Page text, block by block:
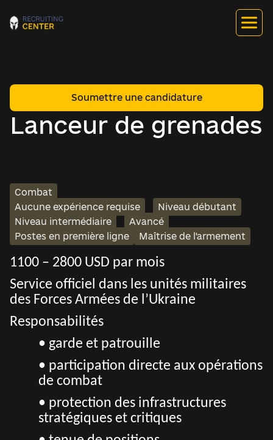
Lanceur de grenades
Soumettre une candidature
Combat
Aucune expérience requise
Niveau débutant
Niveau intermédiaire
Avancé
Postes en première ligne
Maîtrise de l'armement
1100 – 2800 USD par mois
Service officiel dans les unités militaires
des Forces Armées de l’Ukraine
Responsabilités
• garde et patrouille
• participation directe aux opérations
de combat
• protection des infrastructures
stratégiques et critiques